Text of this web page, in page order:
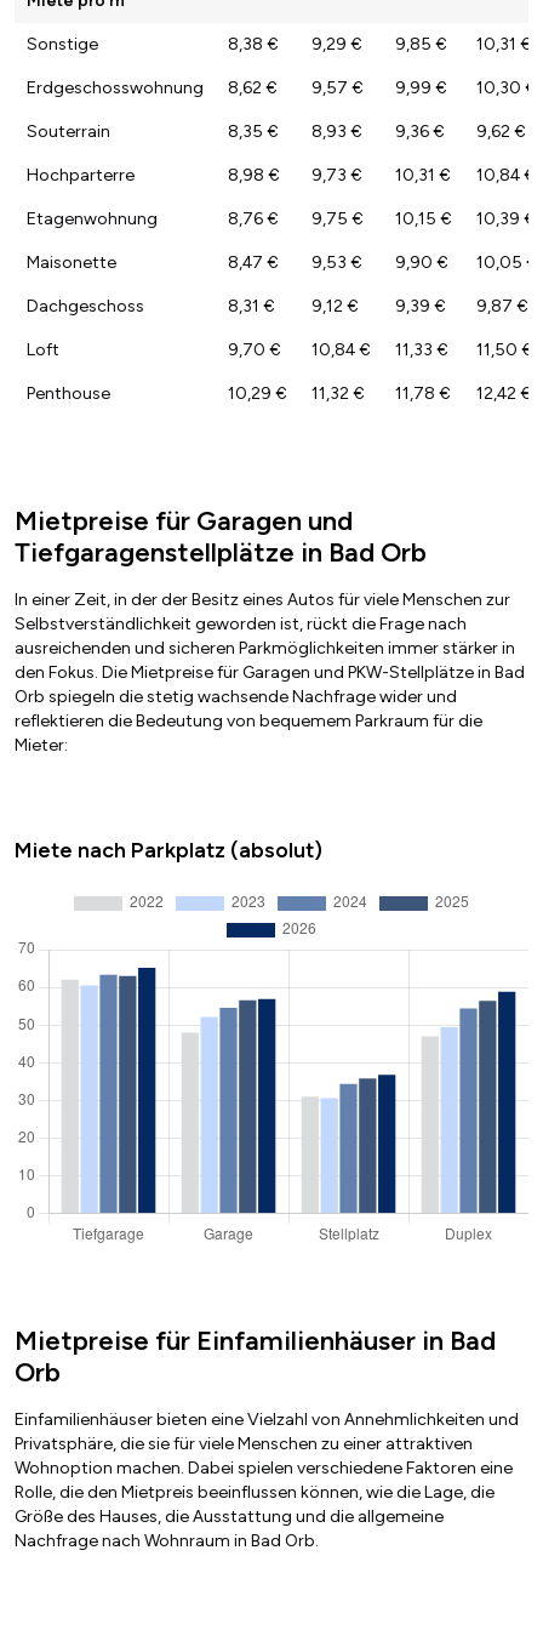
Sonstige 8,38 € 9,29 € 9,85 € 10,31 €
Erdgeschosswohnung 8,62 € 9,57 € 9,99 € 10,30 €
Souterrain 8,35 € 8,93 € 9,36 € 9,62 €
Hochparterre 8,98 € 9,73 € 10,31 € 10,84 €
Etagenwohnung 8,76 € 9,75 € 10,15 € 10,39 €
Maisonette 8,47 € 9,53 € 9,90 € 10,05 €
Dachgeschoss 8,31 € 9,12 € 9,39 € 9,87 €
Loft 9,70 € 10,84 € 11,33 € 11,50 €
Penthouse 10,29 € 11,32 € 11,78 € 12,42 €
Mietpreise für Garagen und
Tiefgaragenstellplätze in Bad Orb
In einer Zeit, in der der Besitz eines Autos für viele Menschen zur
Selbstverständlichkeit geworden ist, rückt die Frage nach
ausreichenden und sicheren Parkmöglichkeiten immer stärker in
den Fokus. Die Mietpreise für Garagen und PKW-Stellplätze in Bad
Orb spiegeln die stetig wachsende Nachfrage wider und
reflektieren die Bedeutung von bequemem Parkraum für die
Mieter:
Miete nach Parkplatz (absolut)
Mietpreise für Einfamilienhäuser in Bad
Orb
Einfamilienhäuser bieten eine Vielzahl von Annehmlichkeiten und
Privatsphäre, die sie für viele Menschen zu einer attraktiven
Wohnoption machen. Dabei spielen verschiedene Faktoren eine
Rolle, die den Mietpreis beeinflussen können, wie die Lage, die
Größe des Hauses, die Ausstattung und die allgemeine
Nachfrage nach Wohnraum in Bad Orb.